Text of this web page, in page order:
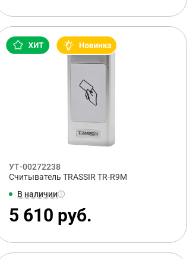
УТ-00272238
Считыватель TRASSIR TR-R9M
В наличии
5 610 руб.